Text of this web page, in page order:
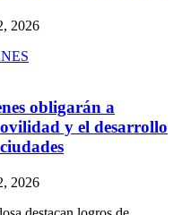
2026
obligarán a
y el desarrollo
2026